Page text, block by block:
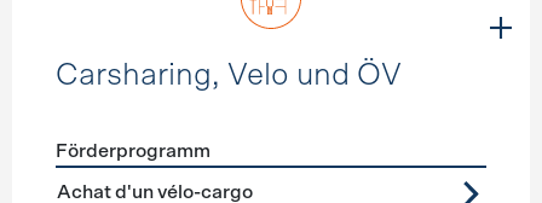
Carsharing, Velo und ÖV
Förderprogramme
Förderprogramm
Achat d'un vélo-cargo